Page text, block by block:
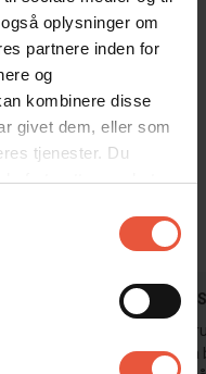
oplysninger om
partnere inden for
og
kombinere disse
givet dem, eller som
tjenester. Du
fortsætter med at
zoologisk have, hvor
Blåvand er et fantastisk
oplevelser
4,7
Alexandra
Huset og
som vist på